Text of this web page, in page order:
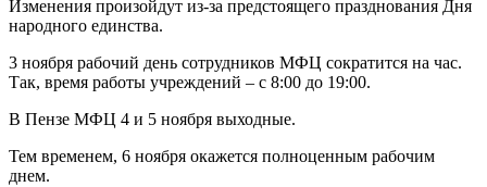
Изменения произойдут из-за предстоящего празднования Дня
народного единства.
3 ноября рабочий день сотрудников МФЦ сократится на час.
Так, время работы учреждений – с 8:00 до 19:00.
В Пензе МФЦ 4 и 5 ноября выходные.
Тем временем, 6 ноября окажется полноценным рабочим
днем.